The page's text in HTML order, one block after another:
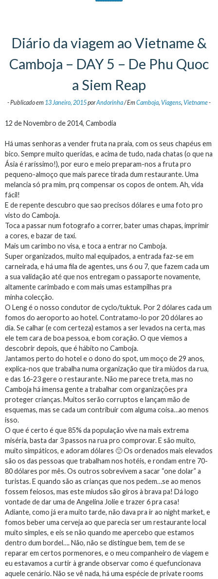
Diário da viagem ao Vietname &
Camboja – DAY 5 – De Phu Quoc
a Siem Reap
-Publicado em 13 Janeiro, 2015porAndorinha/EmCamboja, Viagens, Vietname-
12 de Novembro de 2014, Cambodia
Há umas senhoras a vender fruta na praia, com os seus chapéus em
bico. Sempre muito queridas, e acima de tudo, nada chatas (o que na
Ásia é raríssimo!), por euro e meio preparam-nos a fruta pro
pequeno-almoço que mais parece tirada dum restaurante. Uma
melancia só pra mim, prq compensar os copos de ontem. Ah, vida
fácil!
E de repente descubro que sao precisos dólares e uma foto pro
visto do Camboja.
Toca a passar num fotografo a correr, bater umas chapas, imprimir
a cores, e bazar de taxi.
Mais um carimbo no visa, e toca a entrar no Camboja.
Super organizados, muito mal equipados, a entrada faz-se em
carneirada, e há uma fila de agentes, uns 6 ou 7, que fazem cada um
a sua validação até que nos entregam o passaporte novamente,
altamente carimbado e com mais umas estampilhas pra
minha colecção.
O Leng é o nosso condutor de cyclo/tuktuk. Por 2 dólares cada um
fomos do aeroporto ao hotel. Contratamo-lo por 20 dólares ao
dia. Se calhar (e com certeza) estamos a ser levados na certa, mas
ele tem cara de boa pessoa, e bom coração. O que viemos a
descobrir depois, que é hábito no Camboja.
Jantamos perto do hotel e o dono do spot, um moço de 29 anos,
explica-nos que trabalha numa organização que tira miúdos da rua,
e das 16-23 gere o restaurante. Não me parece treta, mas no
Camboja há imensa gente a trabalhar com organizações pra
proteger crianças. Muitos serão corruptos e lançam mão de
esquemas, mas se cada um contribuir com alguma coisa…ao menos
isso.
O que é certo é que 85% da população vive na mais extrema
miséria, basta dar 3 passos na rua pro comprovar. E são muito,
muito simpáticos, e adoram dólares 🙂 Os ordenados mais elevados
são os das pessoas que trabalham nos hotéis, e rondam entre 70-
80 dólares por mês. Os outros sobrevivem a sacar “one dolar” a
turistas. E quando são as crianças que nos pedem…se ao menos
fossem feiosos, mas este miudos são giros à brava pa! Dá logo
vontade de dar uma de Angelina Jolie e trazer 6 pra casa!
Adiante, como já era muito tarde, não dava pra ir ao night market, e
fomos beber uma cerveja ao que parecia ser um restaurante local
muito simples, e eis se não quando me apercebo que estamos
dentro dum bordel…. Não, não se distingue bem, tem de se
reparar em certos pormenores, e o meu companheiro de viagem e
eu estavamos a curtir à grande observar como é quefuncionava
aquele cenário. Não se vê nada, há uma espécie de private rooms